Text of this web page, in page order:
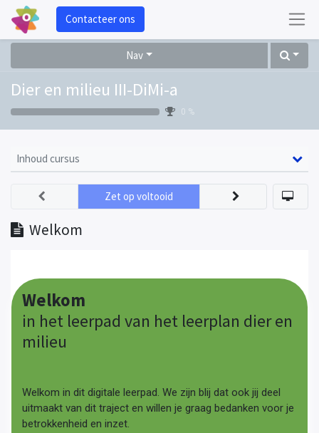
Contacteer ons
Nav
Dier en milieu III-DiMi-a
0 %
Inhoud cursus
Welkom
Zet op voltooid
Welkom
in het leerpad van het leerplan dier en
milieu
Welkom in dit digitale leerpad. We zijn blij dat ook jij deel
uitmaakt van dit traject en willen je graag bedanken voor je
betrokkenheid en inzet.